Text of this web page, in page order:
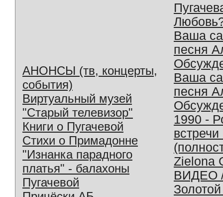
АНОНСЫ (тв, концерты,
события)
Виртуальный музей
"Старый телевизор"
Книги о Пугачевой
Стихи о Примадонне
"Изнанка парадного
платья" - балахоны
Пугачевой
Ваша
песня
Ваша
песня
1990 -
Zielona
ВИДЕО